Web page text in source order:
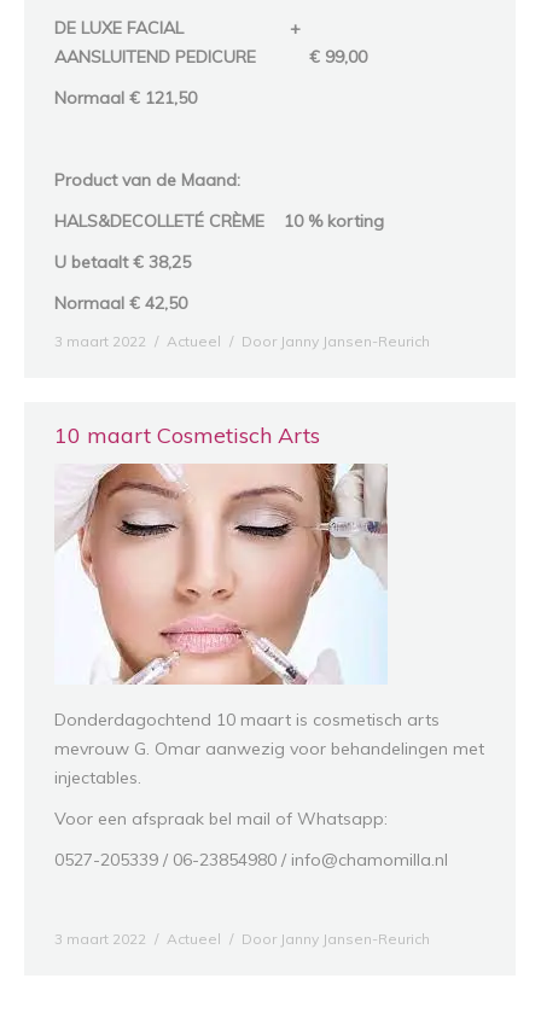
DE LUXE FACIAL +
AANSLUITEND PEDICURE € 99,00
Normaal € 121,50
Product van de Maand:
HALS&DECOLLETÉ CRÈME 10 % korting
U betaalt € 38,25
Normaal € 42,50
3 maart 2022 Actueel Door Janny Jansen-Reurich
10 maart Cosmetisch Arts
Donderdagochtend 10 maart is cosmetisch arts
mevrouw G. Omar aanwezig voor behandelingen met
injectables.
Voor een afspraak bel mail of Whatsapp:
0527-205339 / 06-23854980 / info@chamomilla.nl
3 maart 2022 Actueel Door Janny Jansen-Reurich